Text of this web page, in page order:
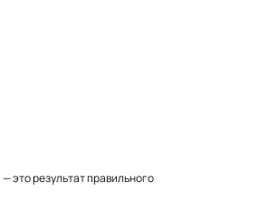
это результат правильного